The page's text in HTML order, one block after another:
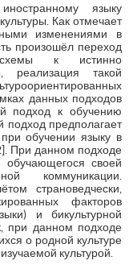
языку
Как отмечает
изменениями в
произошёл переход
схемы к истинно
реализация такой
данных подходов
подход к обучению
подход предполагает
обучении языку в
При данном подходе
своей
коммуникации.
страноведчески,
факторов
и бикультурной
при данном подходе
о родной культуре
культурой.